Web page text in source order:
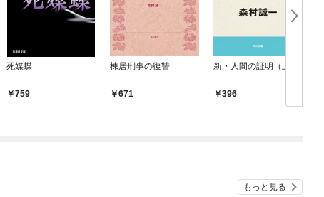
死媒蝶
759
棟居刑事の復讐
671
新・人間の証明（上）
396
もっと見る